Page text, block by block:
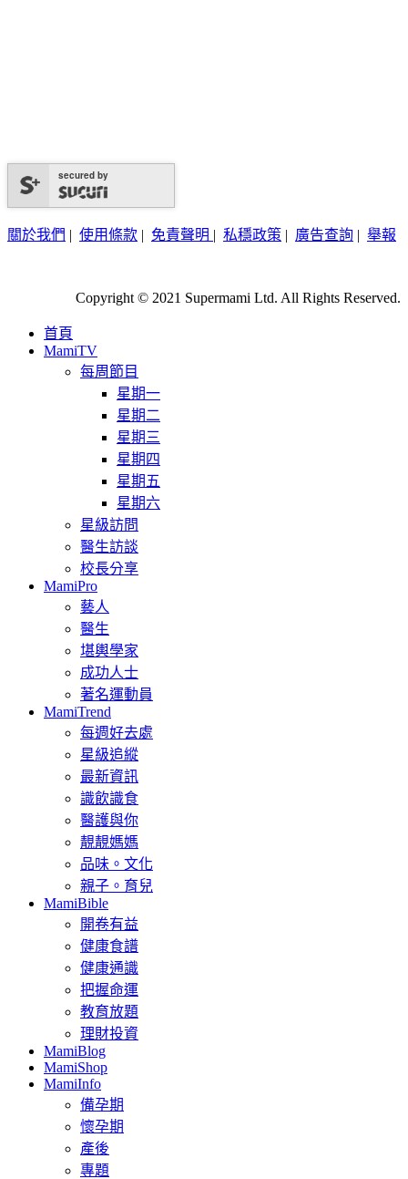
secured by
關於我們 | 使用條款 | 免責聲明 | 私穩政策 | 廣告查詢 | 舉報
Copyright © 2021 Supermami Ltd. All Rights Reserved.
首頁
MamiTV
每周節目
星期一
星期二
星期三
星期四
星期五
星期六
星級訪問
醫生訪談
校長分享
MamiPro
藝人
醫生
堪輿學家
成功人士
著名運動員
MamiTrend
每週好去處
星級追縱
最新資訊
識飲識食
醫護與你
靚靚媽媽
品味。文化
親子。育兒
MamiBible
開卷有益
健康食譜
健康通識
把握命運
教育放題
理財投資
MamiBlog
MamiShop
MamiInfo
備孕期
懷孕期
產後
專題